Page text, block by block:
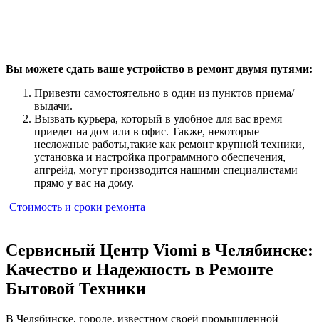
Вы можете сдать ваше устройство в ремонт двумя путями:
Привезти самостоятельно в один из пунктов приема/
выдачи.
Вызвать курьера, который в удобное для вас время
приедет на дом или в офис. Также, некоторые
несложные работы,такие как ремонт крупной техники,
установка и настройка программного обеспечения,
апгрейд, могут производится нашими специалистами
прямо у вас на дому.
Стоимость и сроки ремонта
Сервисный Центр Viomi в Челябинске:
Качество и Надежность в Ремонте
Бытовой Техники
В Челябинске, городе, известном своей промышленной